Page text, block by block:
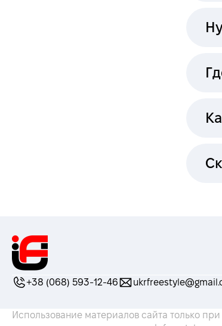
+38 (068) 593-12-46
Использование материалов сайта только